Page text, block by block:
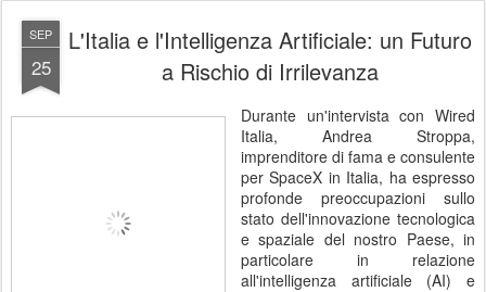
SEP
25
L'Italia e l'Intelligenza Artificiale: un Futuro
a Rischio di Irrilevanza
Durante un'intervista con Wired
Italia, Andrea Stroppa,
imprenditore di fama e consulente
per SpaceX in Italia, ha espresso
profonde preoccupazioni sullo
stato dell'innovazione tecnologica
e spaziale del nostro Paese, in
particolare in relazione
all'intelligenza artificiale (AI) e